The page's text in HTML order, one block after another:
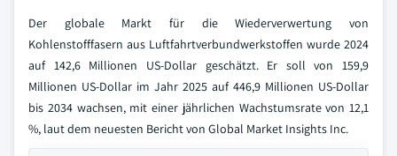
Der globale Markt für die Wiederverwertung von
Kohlenstofffasern aus Luftfahrtverbundwerkstoffen wurde 2024
auf 142,6 Millionen US-Dollar geschätzt. Er soll von 159,9
Millionen US-Dollar im Jahr 2025 auf 446,9 Millionen US-Dollar
bis 2034 wachsen, mit einer jährlichen Wachstumsrate von 12,1
%, laut dem neuesten Bericht von Global Market Insights Inc.